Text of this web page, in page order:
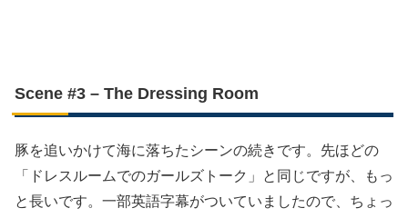
Scene #3 – The Dressing Room
豚を追いかけて海に落ちたシーンの続きです。先ほどの
「ドレスルームでのガールズトーク」と同じですが、もっ
と長いです。一部英語字幕がついていましたので、ちょっ